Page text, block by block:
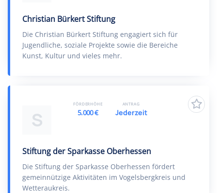
Christian Bürkert Stiftung
Die Christian Bürkert Stiftung engagiert sich für
Jugendliche, soziale Projekte sowie die Bereiche
Kunst, Kultur und vieles mehr.
S
Stiftung der Sparkasse Oberhessen
Die Stiftung der Sparkasse Oberhessen fördert
gemeinnützige Aktivitäten im Vogelsbergkreis und
Wetteraukreis.
FÖRDERHÖHE
5.000 €
ANTRAG
Jederzeit